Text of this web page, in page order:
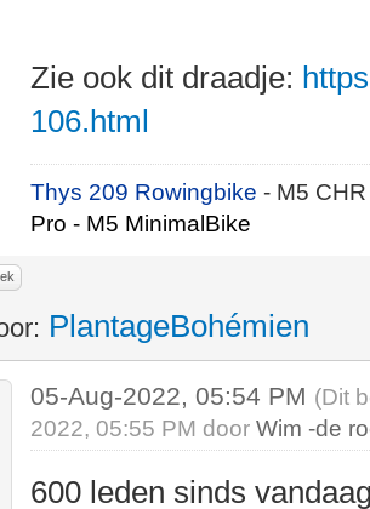
Zie ook dit draadje:
106.html
Thys 209 Rowingbike- M5
Pro - M5 MinimalBike
PlantageBohémien
05-Aug-2022, 05:54 PM (Dit
2022, 05:55 PM doorWim -de
600 leden sinds